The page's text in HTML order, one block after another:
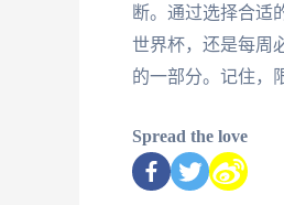
断。通过选择合适
世界杯，还是每周
的一部分。记住，
Spread the love